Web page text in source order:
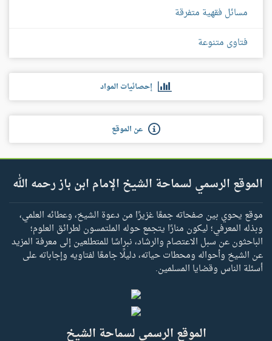
مسائل فقهية متفرقة
فتاوى متنوعة
إحصائيات المواد
عن الموقع
الموقع الرسمي لسماحة الشيخ الإمام ابن باز رحمه الله
موقع يحوي بين صفحاته جمعًا غزيرًا من دعوة الشيخ، وعطائه العلمي،
وبذله المعرفي؛ ليكون منارًا يتجمع حوله الملتمسون لطرائق العلوم؛
الباحثون عن سبل الاعتصام والرشاد، نبراسًا للمتطلعين إلى معرفة المزيد
عن الشيخ وأحواله ومحطات حياته، دليلًا جامعًا لفتاويه وإجاباته على
أسئلة الناس وقضايا المسلمين.
الموقع الرسمي لسماحة الشيخ